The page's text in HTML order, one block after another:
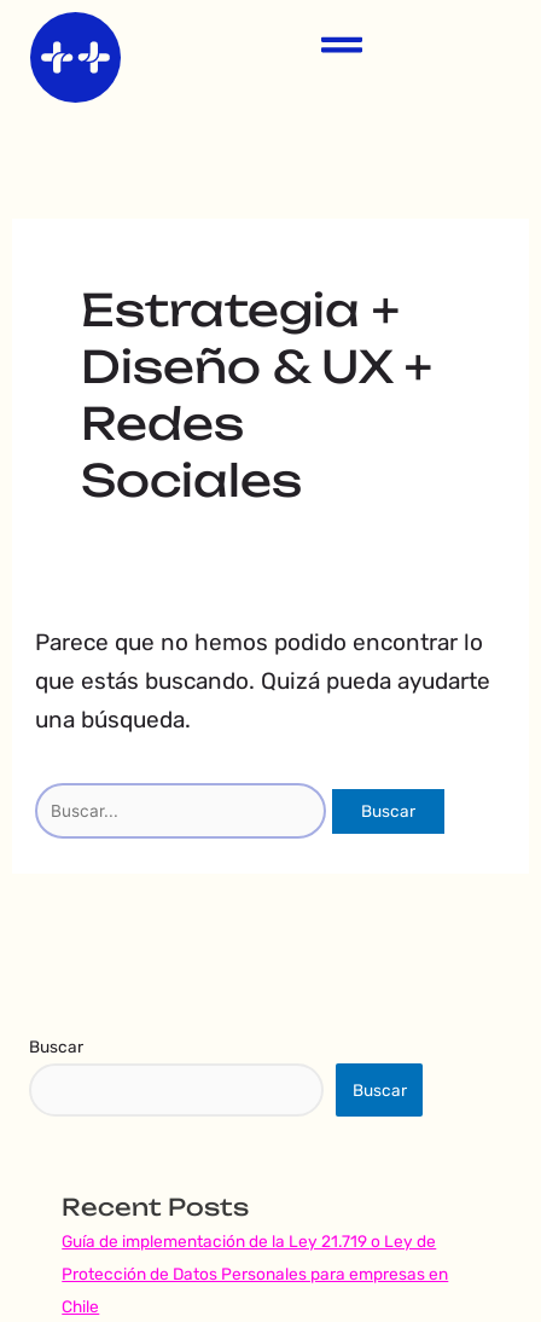
contenido
Estrategia +
Diseño & UX +
Redes
Sociales
Parece que no hemos podido encontrar lo
que estás buscando. Quizá pueda ayudarte
una búsqueda.
Buscar
por:
Buscar
Buscar
Recent Posts
Guía de implementación de la Ley 21.719 o Ley de
Protección de Datos Personales para empresas en
Chile